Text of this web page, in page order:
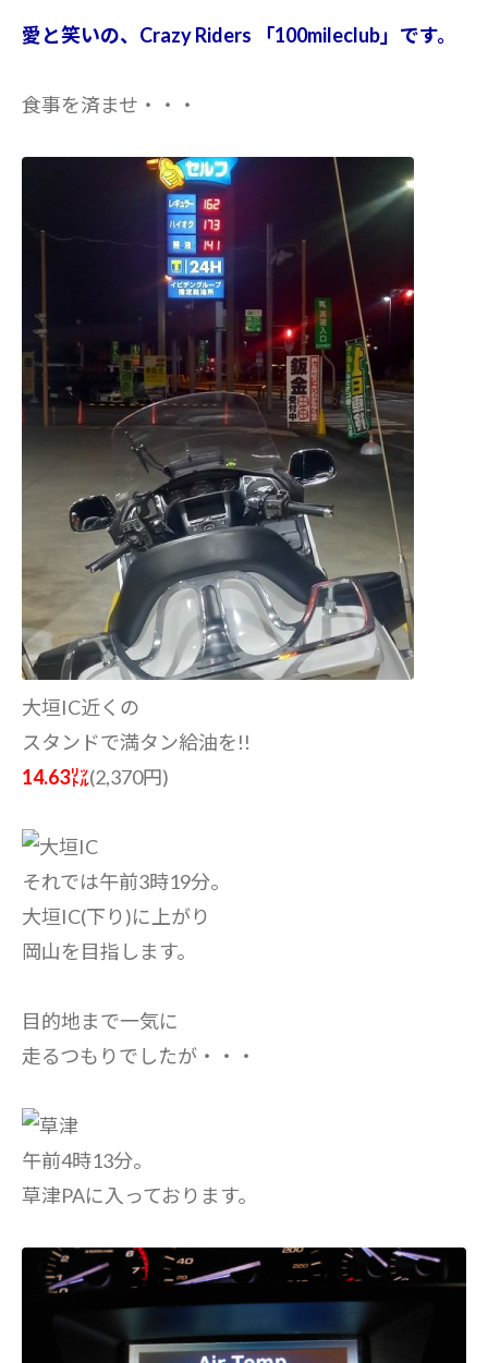
愛と笑いの、Crazy Riders 「100mileclub」です。
食事を済ませ・・・
大垣IC近くの
スタンドで満タン給油を!!
14.63㍑(2,370円)
それでは午前3時19分。
大垣IC(下り)に上がり
岡山を目指します。
目的地まで一気に
走るつもりでしたが・・・
午前4時13分。
草津PAに入っております。